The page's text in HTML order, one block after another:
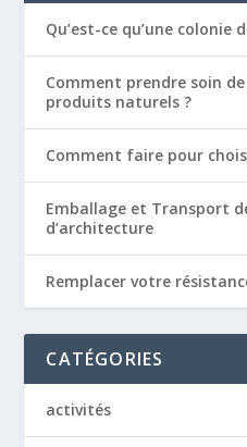
Qu’est-ce qu’une colonie
Comment prendre soin
produits naturels ?
Comment faire pour
Emballage et Transport
d’architecture
Remplacer votre
CATÉGORIES
activités